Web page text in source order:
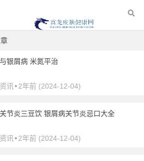
银屑病 米氮平治
讯 •2年前 (2024-12-04)
节炎三豆饮 银屑病关节炎忌口大全
讯 •2年前 (2024-12-04)